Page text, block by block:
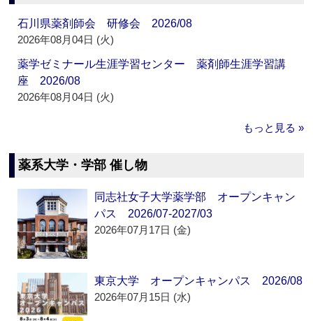
石川県薬剤師会 研修会 2026/08
2026年08月04日 (火)
薬学ゼミナール生涯学習センター 薬剤師生涯学習講
座 2026/08
2026年08月04日 (火)
もっと見る »
薬系大学・学部 催し物
同志社女子大学薬学部 オープンキャン
パス 2026/07-2027/03
2026年07月17日 (金)
東京大学 オープンキャンパス 2026/08
2026年07月15日 (水)